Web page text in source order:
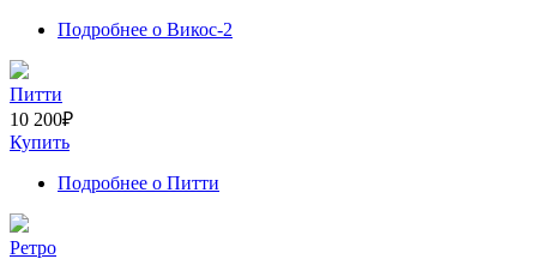
Подробнее о Викос-2
Питти
10 200₽
Купить
Подробнее о Питти
Ретро